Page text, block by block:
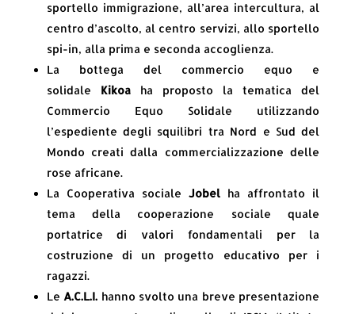
sportello immigrazione, all’area intercultura, al
centro d’ascolto, al centro servizi, allo sportello
spi-in, alla prima e seconda accoglienza.
La bottega del commercio equo e
solidale Kikoaha proposto la tematica del
Commercio Equo Solidale utilizzando
l’espediente degli squilibri tra Nord e Sud del
Mondo creati dalla commercializzazione delle
rose africane.
La Cooperativa sociale Jobel ha affrontato il
tema della cooperazione sociale quale
portatrice di valori fondamentali per la
costruzione di un progetto educativo per i
ragazzi.
Le A.C.L.I. hanno svolto una breve presentazione